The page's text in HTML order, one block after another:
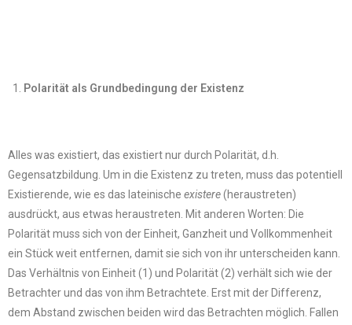
Polarität als Grundbedingung der Existenz
Alles was existiert, das existiert nur durch Polarität, d.h.
Gegensatzbildung. Um in die Existenz zu treten, muss das potentiell
Existierende, wie es das lateinische existere(heraustreten)
ausdrückt, aus etwas heraustreten. Mit anderen Worten: Die
Polarität muss sich von der Einheit, Ganzheit und Vollkommenheit
ein Stück weit entfernen, damit sie sich von ihr unterscheiden kann.
Das Verhältnis von Einheit (1) und Polarität (2) verhält sich wie der
Betrachter und das von ihm Betrachtete. Erst mit der Differenz,
dem Abstand zwischen beiden wird das Betrachten möglich. Fallen